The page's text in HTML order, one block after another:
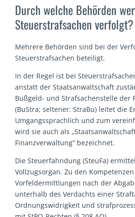
Durch welche Behörden
Steuerstrafsachen verfolgt?
Mehrere Behörden sind bei der
Steuerstrafsachen beteiligt.
In der Regel ist bei
anstatt der Staatsanwaltschaft
Bußgeld- und Strafsachenstelle der
(BuStra; seltener: StraBu) leitet die
Umgangssprachlich und zum
wird sie auch als
Finanzverwaltung“ bezeichnet.
Die Steuerfahndung (SteuFa)
Vollzugsorgan. Zu den
Vorfeldermittlungen nach der
unterhalb des Verdachts einer
Ordnungswidrigkeit und